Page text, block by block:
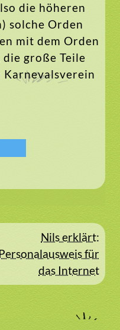
die höheren
solche Orden
mit dem Orden
große Teile
Nils erklärt:
für
das Internet